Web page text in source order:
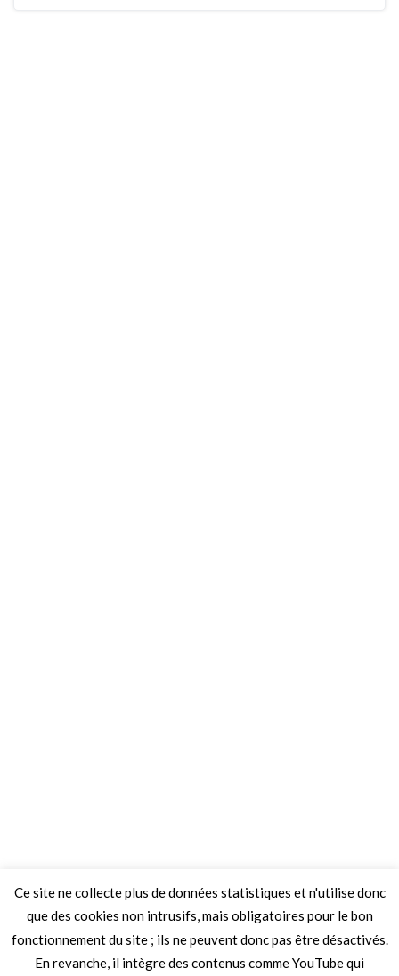
Ce site ne collecte plus de données statistiques et n'utilise donc
que des cookies non intrusifs, mais obligatoires pour le bon
fonctionnement du site ; ils ne peuvent donc pas être désactivés.
En revanche, il intègre des contenus comme YouTube qui